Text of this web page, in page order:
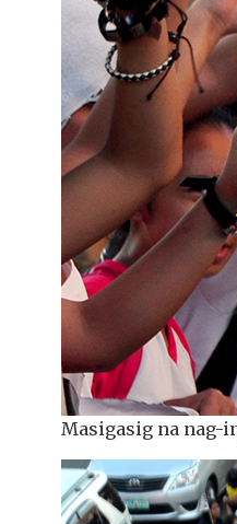
Masigasig na nag-